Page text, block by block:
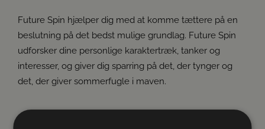
Future Spin hjælper dig med at komme tættere på en
beslutning på det bedst mulige grundlag. Future Spin
udforsker dine personlige karaktertræk, tanker og
interesser, og giver dig sparring på det, der tynger og
det, der giver sommerfugle i maven.